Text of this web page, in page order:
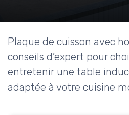
Plaque de cuisson avec
conseils d’expert pour
entretenir une table
adaptée à votre cuisine